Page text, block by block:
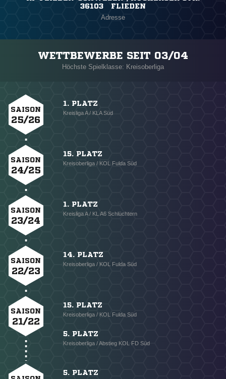
36103 FLIEDEN
Adresse
WETTBEWERBE SEIT 03/04
Höchste Spielklasse: Kreisoberliga
SAISON
25/26
1. PLATZ
Kreisliga A / KLA Süd
SAISON
24/25
15. PLATZ
Kreisoberliga / KOL Fulda Süd
SAISON
23/24
1. PLATZ
Kreisliga A / KL A6 Schlüchtern
SAISON
22/23
14. PLATZ
Kreisoberliga / KOL Fulda Süd
SAISON
21/22
15. PLATZ
Kreisoberliga / KOL Fulda Süd
5. PLATZ
Kreisoberliga / Abstieg KOL FD Süd
5. PLATZ